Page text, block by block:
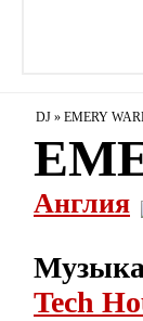
DJ » EMERY
Англия
Tech